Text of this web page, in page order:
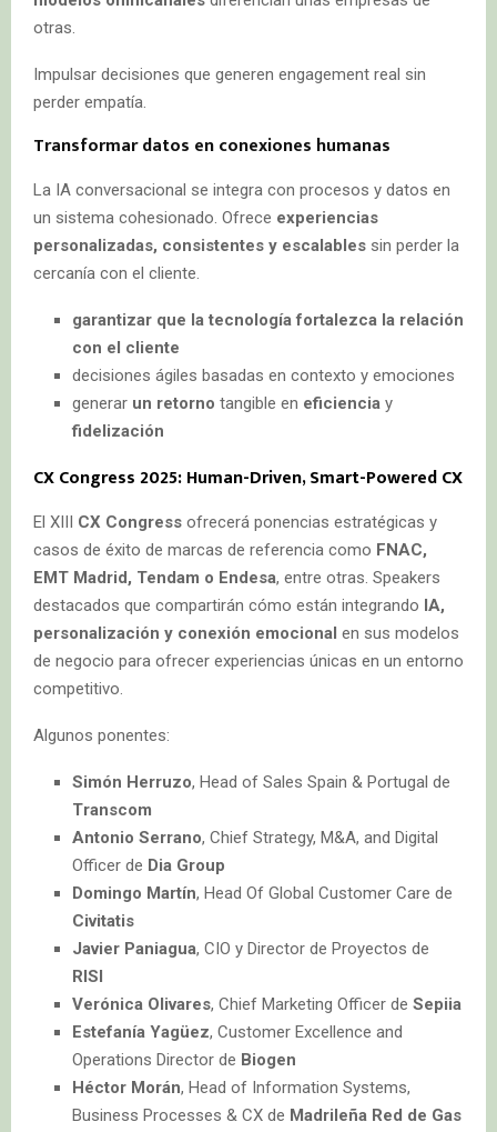
otras.
Impulsar decisiones que generen engagement real sin
perder empatía.
Transformar datos en conexiones humanas
La IA conversacional se integra con procesos y datos en
un sistema cohesionado. Ofrece experiencias
personalizadas, consistentes y escalables sin perder la
cercanía con el cliente.
garantizar que la tecnología fortalezca la relación
con el cliente
decisiones ágiles basadas en contexto y emociones
generar un retorno tangible en eficiencia y
fidelización
CX Congress 2025: Human-Driven, Smart-Powered CX
El XIII CX Congress ofrecerá ponencias estratégicas y
casos de éxito de marcas de referencia como FNAC,
EMT Madrid, Tendam o Endesa, entre otras. Speakers
destacados que compartirán cómo están integrando IA,
personalización y conexión emocional en sus modelos
de negocio para ofrecer experiencias únicas en un entorno
competitivo.
Algunos ponentes:
Simón Herruzo, Head of Sales Spain & Portugal de
Transcom
Antonio Serrano, Chief Strategy, M&A, and Digital
Officer de Dia Group
Domingo Martín, Head Of Global Customer Care de
Civitatis
Javier Paniagua, CIO y Director de Proyectos de
RISI
Verónica Olivares, Chief Marketing Officer de Sepiia
Estefanía Yagüez, Customer Excellence and
Operations Director de Biogen
Héctor Morán, Head of Information Systems,
Business Processes & CX de Madrileña Red de Gas